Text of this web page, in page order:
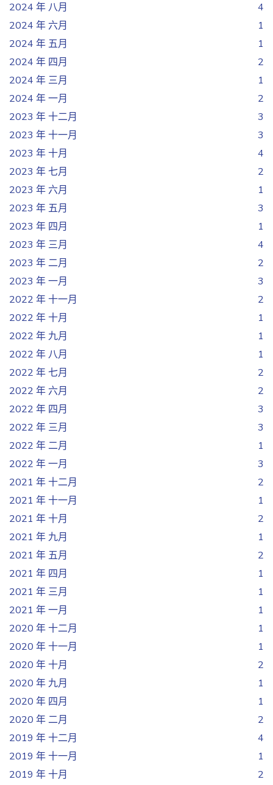
2024 年 八月
4
2024 年 六月
1
2024 年 五月
1
2024 年 四月
2
2024 年 三月
1
2024 年 一月
2
2023 年 十二月
3
2023 年 十一月
3
2023 年 十月
4
2023 年 七月
2
2023 年 六月
1
2023 年 五月
3
2023 年 四月
1
2023 年 三月
4
2023 年 二月
2
2023 年 一月
3
2022 年 十一月
2
2022 年 十月
1
2022 年 九月
1
2022 年 八月
1
2022 年 七月
2
2022 年 六月
2
2022 年 四月
3
2022 年 三月
3
2022 年 二月
1
2022 年 一月
3
2021 年 十二月
2
2021 年 十一月
1
2021 年 十月
2
2021 年 九月
1
2021 年 五月
2
2021 年 四月
1
2021 年 三月
1
2021 年 一月
1
2020 年 十二月
1
2020 年 十一月
1
2020 年 十月
2
2020 年 九月
1
2020 年 四月
1
2020 年 二月
2
2019 年 十二月
4
2019 年 十一月
1
2019 年 十月
2